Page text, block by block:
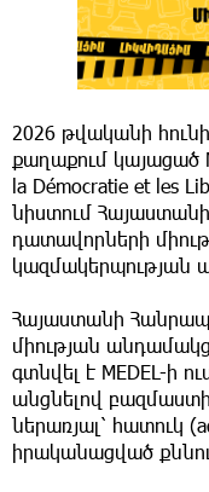
2026 թվականի
քաղաքում կայացած
la Démocratie et les
նիստում
դատավորների
կազմակերպության
Հայաստանի
միության
գտնվել է MEDEL-ի
անցնելով
ներառյալ՝ հատուկ
իրականացված